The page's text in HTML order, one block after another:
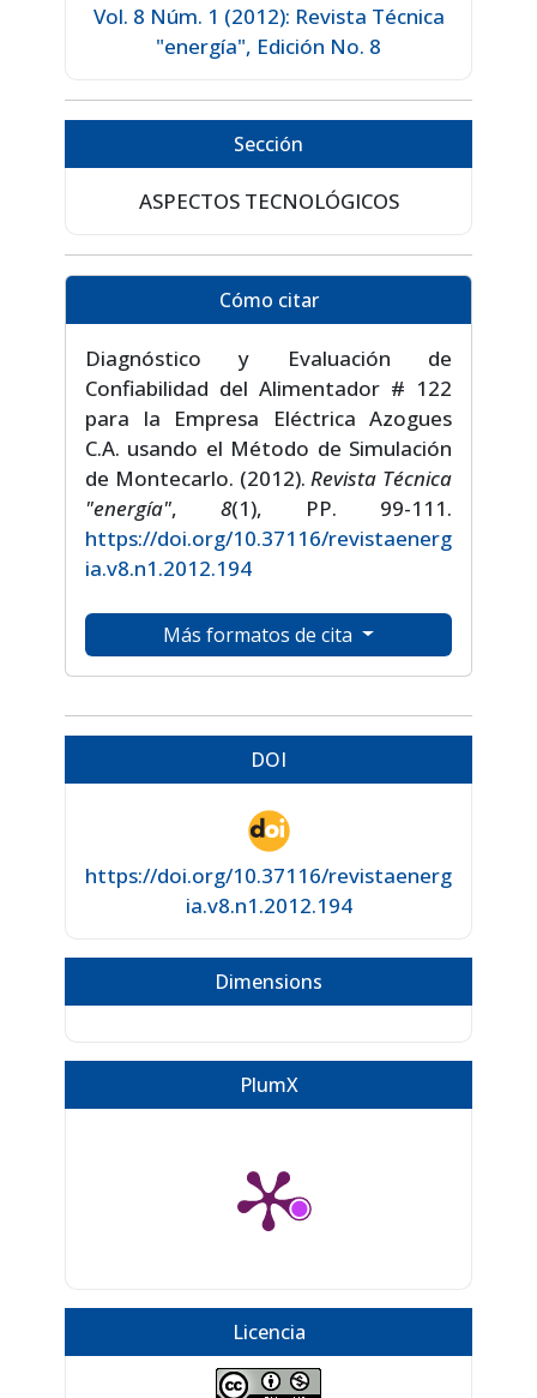
Vol. 8 Núm. 1 (2012): Revista Técnica
"energía", Edición No. 8
Sección
ASPECTOS TECNOLÓGICOS
Cómo citar
Diagnóstico y Evaluación de
Confiabilidad del Alimentador # 122
para la Empresa Eléctrica Azogues
C.A. usando el Método de Simulación
de Montecarlo. (2012). Revista Técnica
"energía", 8(1), PP. 99-111.
https://doi.org/10.37116/revistaenerg
ia.v8.n1.2012.194
Más formatos de cita
DOI
https://doi.org/10.37116/revistaenerg
ia.v8.n1.2012.194
Dimensions
PlumX
Licencia